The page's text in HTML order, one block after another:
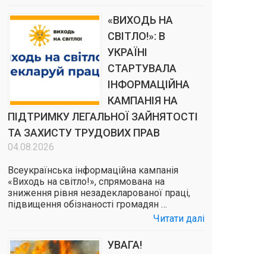
«ВИХОДЬ НА
СВІТЛО!»: В
УКРАЇНІ
СТАРТУВАЛА
ІНФОРМАЦІЙНА
КАМПАНІЯ НА
ПІДТРИМКУ ЛЕГАЛЬНОЇ ЗАЙНЯТОСТІ
ТА ЗАХИСТУ ТРУДОВИХ ПРАВ
04.08.2026
Всеукраїнська інформаційна кампанія
«Виходь на світло!», спрямована на
зниження рівня незадекларованої праці,
підвищення обізнаності громадян …
Читати далі
УВАГА!